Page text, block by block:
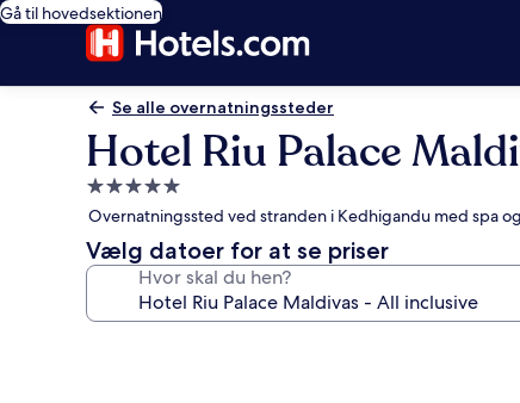
Gå til hovedsektionen
Se alle overnatningssteder
Hotel Riu Palace
5.0-
stjernet
overnatningssted
Overnatningssted ved stranden i Kedhigandu med spa
Vælg datoer for at se priser
Hvor skal du hen?